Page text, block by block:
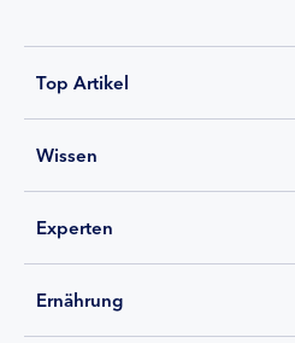
Top Artikel
Wissen
Experten
Ernährung